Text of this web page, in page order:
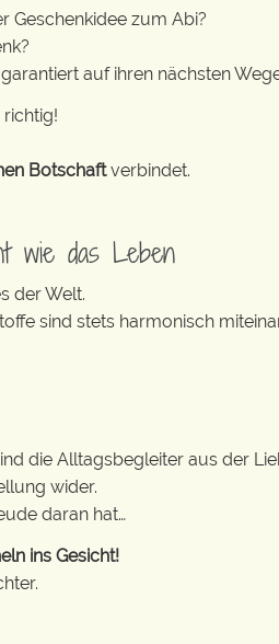
Geschenkidee zum Abi?
auf ihren nächsten
Botschaftverbindet.
wie das Leben
der Welt.
sind stets harmonisch
die Alltagsbegleiter aus der
wider.
daran hat…
ins Gesicht!